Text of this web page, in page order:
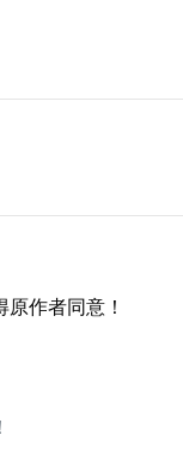
作者同意！